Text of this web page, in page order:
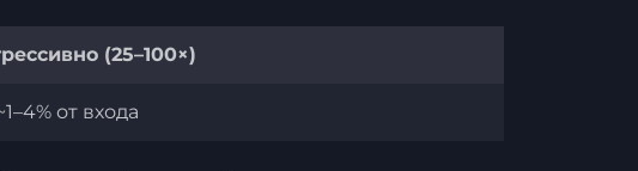
(25–100×)
от входа